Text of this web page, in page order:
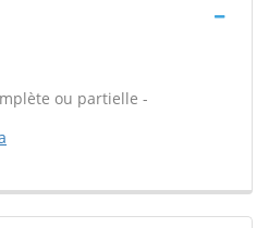
ou partielle -